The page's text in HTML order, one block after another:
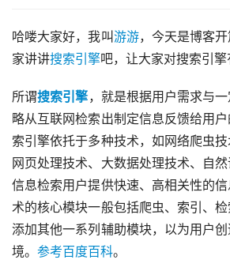
哈喽大家好，我叫游游，今天是博客
家讲讲搜索引擎吧，让大家对搜索引擎
所谓搜索引擎，就是根据用户需求与
略从互联网检索出制定信息反馈给用
索引擎依托于多种技术，如网络爬虫技
网页处理技术、大数据处理技术、自
信息检索用户提供快速、高相关性的
术的核心模块一般包括爬虫、索引、
添加其他一系列辅助模块，以为用户
境。 参考百度百科。